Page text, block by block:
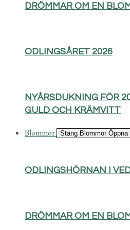
DRÖMMAR OM EN
ODLINGSÅRET 2026
NYÅRSDUKNING FÖR
GULD OCH KRÄMVITT
Blommor Stäng Blommor Öppna
ODLINGSHÖRNAN I
DRÖMMAR OM EN